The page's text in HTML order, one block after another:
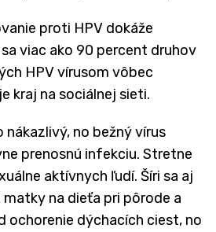
proti HPV dokáže
viac ako 90 percent druhov
HPV vírusom vôbec
kraj na sociálnej sieti.
nákazlivý, no bežný vírus
prenosnú infekciu. Stretne
aktívnych ľudí. Šíri sa aj
na dieťa pri pôrode a
ochorenie dýchacích ciest, no